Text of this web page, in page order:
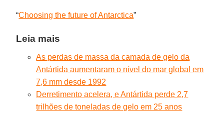
“Choosing the future of Antarctica”
Leia mais
As perdas de massa da camada de gelo da
Antártida aumentaram o nível do mar global em
7,6 mm desde 1992
Derretimento acelera, e Antártida perde 2,7
trilhões de toneladas de gelo em 25 anos